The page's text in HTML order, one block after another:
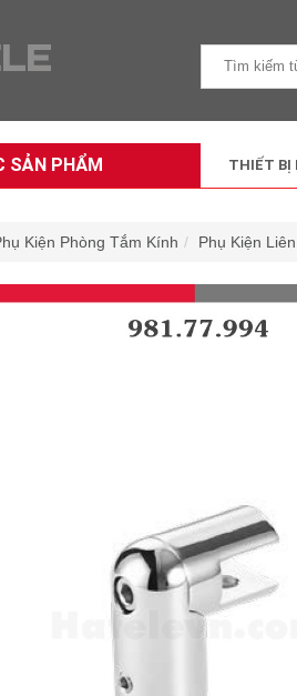
SẢN PHẨM THIẾT BỊ
Kiện Phòng Tắm Kính Phụ Kiện